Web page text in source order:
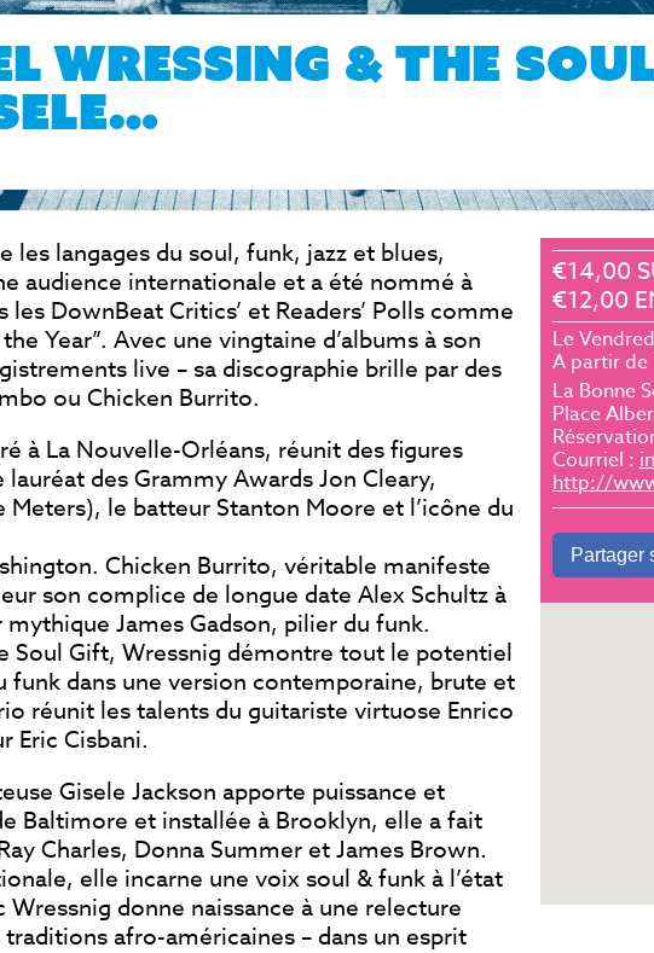
WRESSING & THE
les langages du soul, funk, jazz et blues,
audience internationale et a été nommé à
les DownBeat Critics’ et Readers’ Polls comme
Year”. Avec une vingtaine d’albums à son
live – sa discographie brille par des
ou Chicken Burrito.
à La Nouvelle-Orléans, réunit des figures
des Grammy Awards Jon Cleary,
Meters), le batteur Stanton Moore et l’icône du
Chicken Burrito, véritable manifeste
son complice de longue date Alex Schultz à
James Gadson, pilier du funk.
Soul Gift, Wressnig démontre tout le potentiel
funk dans une version contemporaine, brute et
réunit les talents du guitariste virtuose Enrico
Eric Cisbani.
Gisele Jackson apporte puissance et
Baltimore et installée à Brooklyn, elle a fait
Charles, Donna Summer et James Brown.
elle incarne une voix soul & funk à l’état
Wressnig donne naissance à une relecture
afro-américaines – dans un esprit
€14,00
€12,00
Le
A partir de
La Bonne
Place
Courriel :
http://
Partager